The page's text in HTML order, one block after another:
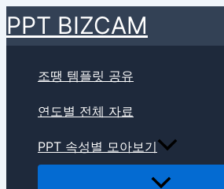
콘
텐
츠
PPT BIZCAM
조땡 템플릿 공유
연도별 전체 자료
PPT 속성별 모아보기
메
글
메
글
메
글
메
글
메
글
검색